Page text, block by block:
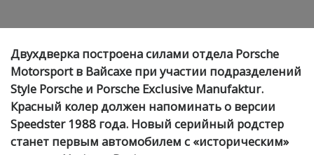
Двухдверка построена силами отдела Porsche
Motorsport в Вайсахе при участии подразделений
Style Porsche и Porsche Exclusive Manufaktur.
Красный колер должен напоминать о версии
Speedster 1988 года. Новый серийный родстер
станет первым автомобилем с «историческим»